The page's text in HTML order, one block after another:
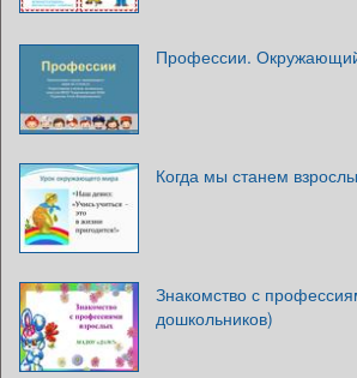
Профессии.
Когда мы станем
Знакомство с
дошкольников)